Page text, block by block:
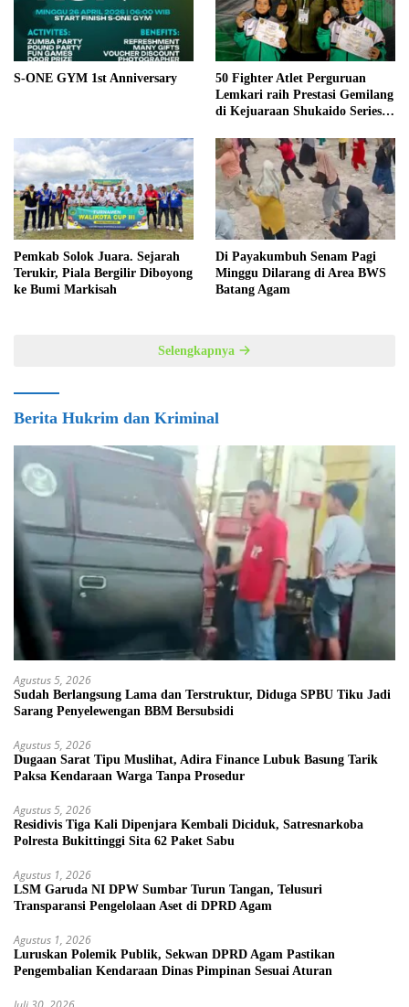
S-ONE GYM 1st Anniversary
50 Fighter Atlet Perguruan
Lemkari raih Prestasi Gemilang
di Kejuaraan Shukaido Series 1
Pemkab Solok Juara. Sejarah
Terukir, Piala Bergilir Diboyong
ke Bumi Markisah
Di Payakumbuh Senam Pagi
Minggu Dilarang di Area BWS
Batang Agam
Selengkapnya
Berita Hukrim dan Kriminal
Agustus 5, 2026
Sudah Berlangsung Lama dan Terstruktur, Diduga SPBU Tiku Jadi
Sarang Penyelewengan BBM Bersubsidi
Agustus 5, 2026
Dugaan Sarat Tipu Muslihat, Adira Finance Lubuk Basung Tarik
Paksa Kendaraan Warga Tanpa Prosedur
Agustus 5, 2026
Residivis Tiga Kali Dipenjara Kembali Diciduk, Satresnarkoba
Polresta Bukittinggi Sita 62 Paket Sabu
Agustus 1, 2026
LSM Garuda NI DPW Sumbar Turun Tangan, Telusuri
Transparansi Pengelolaan Aset di DPRD Agam
Agustus 1, 2026
Luruskan Polemik Publik, Sekwan DPRD Agam Pastikan
Pengembalian Kendaraan Dinas Pimpinan Sesuai Aturan